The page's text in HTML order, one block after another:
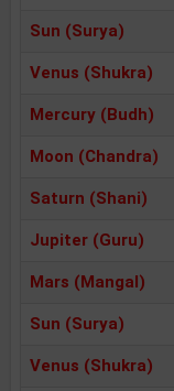
Sun (Surya)
Venus (Shukra)
Mercury (Budh)
Moon (Chandra)
Saturn (Shani)
Jupiter (Guru)
Mars (Mangal)
Sun (Surya)
Venus (Shukra)